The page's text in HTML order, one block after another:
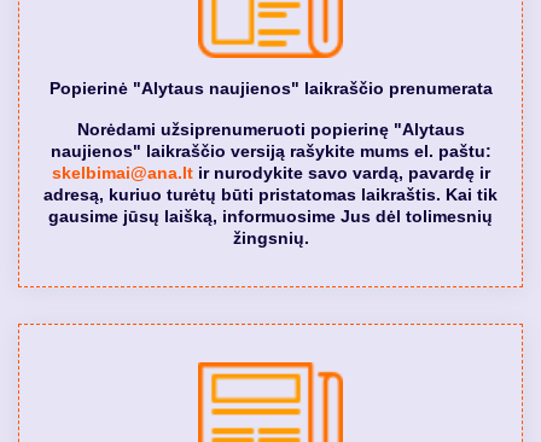
Popierinė "Alytaus naujienos" laikraščio prenumerata
Norėdami užsiprenumeruoti popierinę "Alytaus
naujienos" laikraščio versiją rašykite mums el. paštu:
skelbimai@ana.ltir nurodykite savo vardą, pavardę ir
adresą, kuriuo turėtų būti pristatomas laikraštis. Kai tik
gausime jūsų laišką, informuosime Jus dėl tolimesnių
žingsnių.